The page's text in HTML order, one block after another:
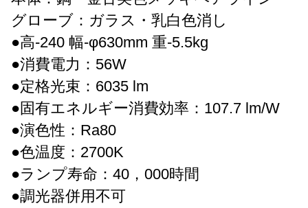
グローブ：ガラス・乳白色消し
●高-240 幅-φ630mm 重-5.5kg
●消費電力：56W
●定格光束：6035 lm
●固有エネルギー消費効率：107.7 lm/W
●演色性：Ra80
●色温度：2700K
●ランプ寿命：40，000時間
●調光器併用不可